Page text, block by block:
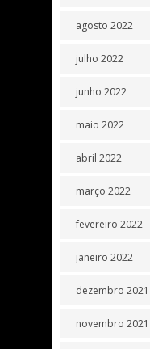
agosto 2022
julho 2022
junho 2022
maio 2022
abril 2022
março 2022
fevereiro 2022
janeiro 2022
dezembro 2021
novembro 2021